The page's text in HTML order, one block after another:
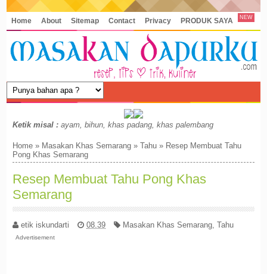
Home About Sitemap Contact Privacy PRODUK SAYA NEW
Ketik misal : ayam, bihun, khas padang, khas palembang
Home » Masakan Khas Semarang »Tahu » Resep Membuat Tahu
Pong Khas Semarang
Resep Membuat Tahu Pong Khas
Semarang
etik iskundarti 08.39 Masakan Khas Semarang ,Tahu
Advertisement